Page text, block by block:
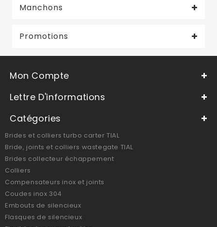
Manchons
Promotions
Mon Compte
Lettre D'informations
Catégories
Brides et colliers turbo carter TIAL
Bride, joints et colliers wastegate TIAL
Brides collecteur échappement
Colliers
Compensateurs inox et joints
Coudes inox 304
Embouts de silencieux
Flasques de silencieux